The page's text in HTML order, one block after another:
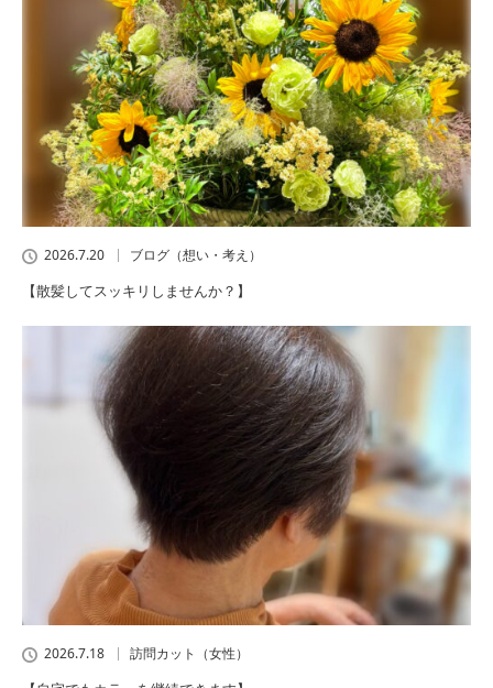
2026.7.20 ブログ（想い・考え）
【散髪してスッキリしませんか？】
2026.7.18 訪問カット（女性）